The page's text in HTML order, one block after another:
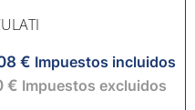
€ Impuestos incluidos
€ Impuestos excluidos